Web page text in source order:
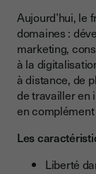
Aujourd’hui, le
domaines :
marketing,
à la
à distance, de
de travailler en
en complément
Les
Liberté